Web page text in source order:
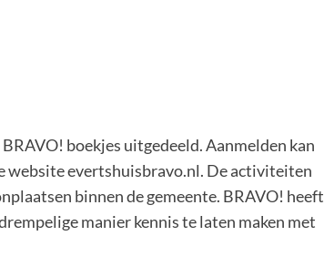
boekjes uitgedeeld. Aanmelden kan
website evertshuisbravo.nl. De activiteiten
binnen de gemeente. BRAVO! heeft
manier kennis te laten maken met